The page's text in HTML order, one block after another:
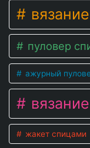
пуловер
ажурный
жакет спицами